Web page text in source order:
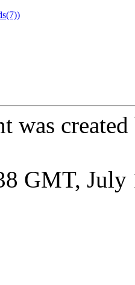
was
GMT, July